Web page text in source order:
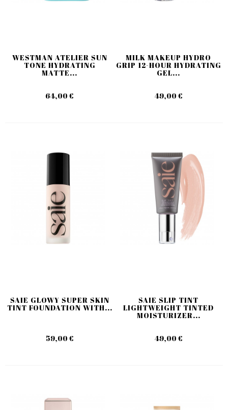
WESTMAN ATELIER SUN
TONE HYDRATING
MATTE...
64,00 €
MILK MAKEUP HYDRO
GRIP 12-HOUR HYDRATING
GEL...
49,00 €
SAIE GLOWY SUPER SKIN
TINT FOUNDATION WITH...
59,00 €
SAIE SLIP TINT
LIGHTWEIGHT TINTED
MOISTURIZER...
49,00 €